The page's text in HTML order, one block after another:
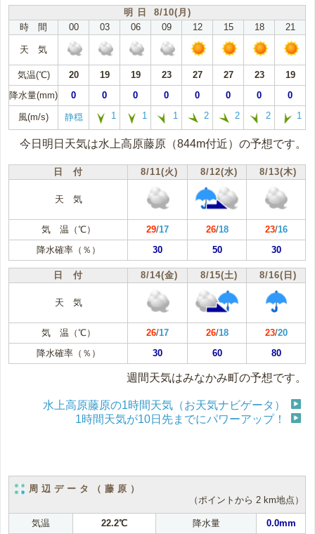
明 日 8/10(月)
時 間
00 03 06 09 12 15 18 21
天 気
気温(℃) 20 19 19 23 27 27 23
19
降水量(mm)
0 0 0 0 0 0 0 0
風(m/s) 静穏 1 1 1 2 2 2 1
今日明日天気は水上高原藤原（844m付近）の予想です。
日 付 8/11(火) 8/12(水) 8/13(木)
天 気
気 温（℃） 29/17 26/18 23/16
降水確率（％）
30 50 30
日 付 8/14(金) 8/15(土) 8/16(日)
天 気
気 温（℃） 26/17 26/18 23/20
降水確率（％）
30 60 80
週間天気はみなかみ町の予想です。
水上高原藤原の1時間天気（お天気ナビゲータ）
1時間天気が10日先までにパワーアップ！
周辺データ（藤原）
（ポイントから 2 km地点）
気温 22.2℃ 降水量
0.0mm